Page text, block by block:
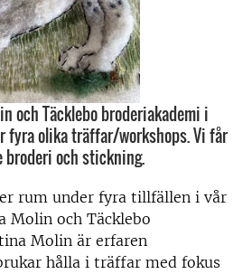
och Täcklebo broderiakademi i
fyra olika träffar/workshops. Vi får
broderi och stickning.
rum under fyra tillfällen i vår
Molin och Täcklebo
Molin är erfaren
hålla i träffar med fokus